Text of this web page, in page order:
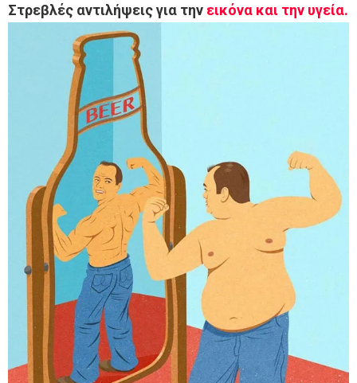
Στρεβλές αντιλήψεις για την εικόνα και την υγεία.